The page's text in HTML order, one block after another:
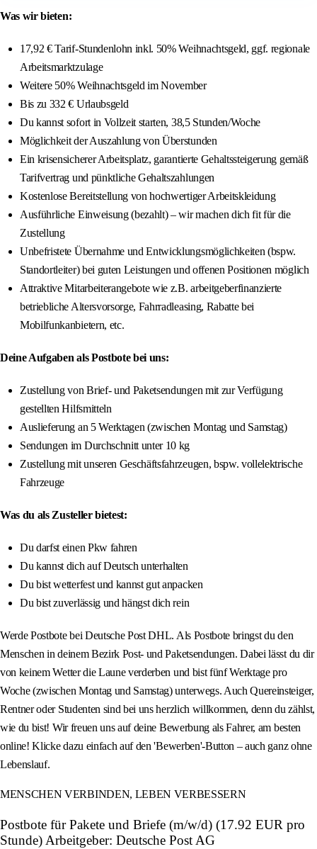
Was wir bieten:
17,92 € Tarif-Stundenlohn inkl. 50% Weihnachtsgeld, ggf. regionale
Arbeitsmarktzulage
Weitere 50% Weihnachtsgeld im November
Bis zu 332 € Urlaubsgeld
Du kannst sofort in Vollzeit starten, 38,5 Stunden/Woche
Möglichkeit der Auszahlung von Überstunden
Ein krisensicherer Arbeitsplatz, garantierte Gehaltssteigerung gemäß
Tarifvertrag und pünktliche Gehaltszahlungen
Kostenlose Bereitstellung von hochwertiger Arbeitskleidung
Ausführliche Einweisung (bezahlt) – wir machen dich fit für die
Zustellung
Unbefristete Übernahme und Entwicklungsmöglichkeiten (bspw.
Standortleiter) bei guten Leistungen und offenen Positionen möglich
Attraktive Mitarbeiterangebote wie z.B. arbeitgeberfinanzierte
betriebliche Altersvorsorge, Fahrradleasing, Rabatte bei
Mobilfunkanbietern, etc.
Deine Aufgaben als Postbote bei uns:
Zustellung von Brief- und Paketsendungen mit zur Verfügung
gestellten Hilfsmitteln
Auslieferung an 5 Werktagen (zwischen Montag und Samstag)
Sendungen im Durchschnitt unter 10 kg
Zustellung mit unseren Geschäftsfahrzeugen, bspw. vollelektrische
Fahrzeuge
Was du als Zusteller bietest:
Du darfst einen Pkw fahren
Du kannst dich auf Deutsch unterhalten
Du bist wetterfest und kannst gut anpacken
Du bist zuverlässig und hängst dich rein
Werde Postbote bei Deutsche Post DHL. Als Postbote bringst du den
Menschen in deinem Bezirk Post- und Paketsendungen. Dabei lässt du dir
von keinem Wetter die Laune verderben und bist fünf Werktage pro
Woche (zwischen Montag und Samstag) unterwegs. Auch Quereinsteiger,
Rentner oder Studenten sind bei uns herzlich willkommen, denn du zählst,
wie du bist! Wir freuen uns auf deine Bewerbung als Fahrer, am besten
online! Klicke dazu einfach auf den 'Bewerben'-Button – auch ganz ohne
Lebenslauf.
MENSCHEN VERBINDEN, LEBEN VERBESSERN
Postbote für Pakete und Briefe (m/w/d) (17.92 EUR pro
Stunde) Arbeitgeber: Deutsche Post AG